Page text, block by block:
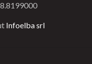
Infoelba srl